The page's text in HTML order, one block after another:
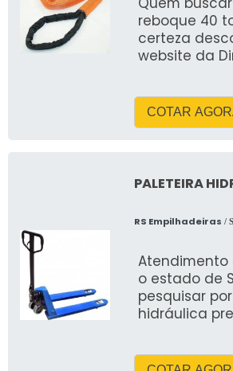
reboque 40
certeza
website da
COTAR
PALETEIRA
RS Empilhadeiras /
Atendimento
o estado de
pesquisar
hidráulica